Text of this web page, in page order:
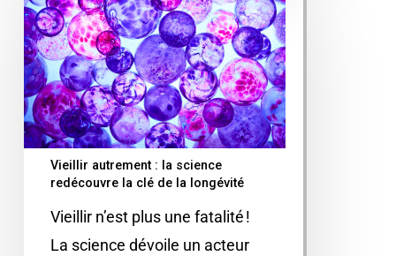
Vieillir autrement : la science
redécouvre la clé de la longévité
Vieillir n’est plus une fatalité !
La science dévoile un acteur